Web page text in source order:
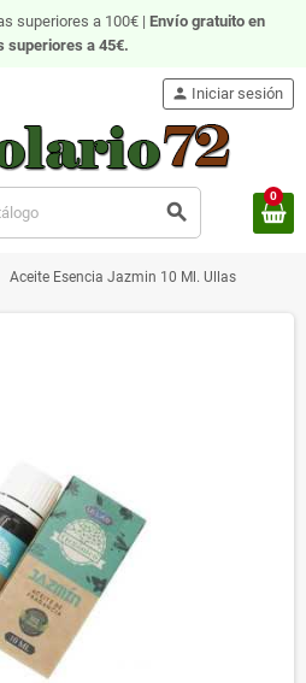
superiores a 100€ | Envío gratuito en
superiores a 45€.
search
person Iniciar sesión
0
Aceite Esencia Jazmin 10 Ml. Ullas